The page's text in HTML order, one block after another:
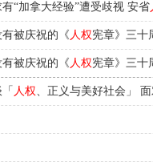
“加拿大经验”遭受歧视 安省
被庆祝的《人权宪章》三十
被庆祝的《人权宪章》三十
人权、正义与美好社会」